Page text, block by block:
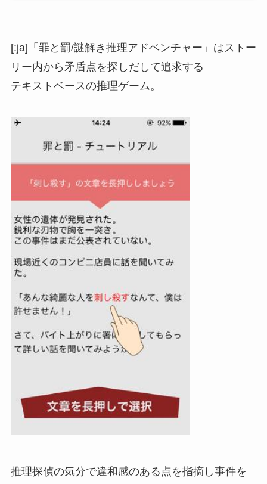
[:ja]「罪と罰/謎解き推理アドベンチャー」はストー
リー内から矛盾点を探しだして追求する
テキストベースの推理ゲーム。
推理探偵の気分で違和感のある点を指摘し事件を